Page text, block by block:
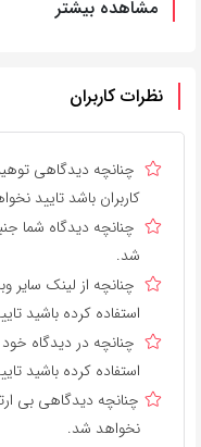
مشاهده بیشتر
نظرات کاربران
چنانچه دیدگاهی
کاربران باشد تایید
چنانچه دیدگاه شما
شد.
چنانچه از لینک سایر
استفاده کرده باشید
چنانچه در دیدگاه
استفاده کرده باشید
چنانچه دیدگاهی بی
نخواهد شد.